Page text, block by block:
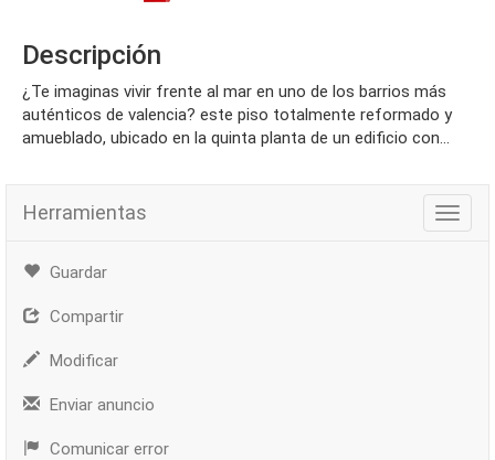
Descripción
¿te imaginas vivir frente al mar en uno de los barrios más
auténticos de valencia? este piso totalmente reformado y
amueblado, ubicado en la quinta planta de un edificio con...
Herramientas
Guardar
Compartir
Modificar
Enviar anuncio
Comunicar error